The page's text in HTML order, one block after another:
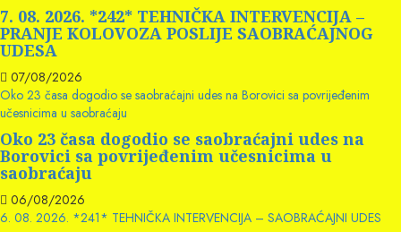
7. 08. 2026. *242* TEHNIČKA INTERVENCIJA –
PRANJE KOLOVOZA POSLIJE SAOBRAĆAJNOG
UDESA
07/08/2026
Oko 23 časa dogodio se saobraćajni udes na Borovici sa povrijeđenim
učesnicima u saobraćaju
Oko 23 časa dogodio se saobraćajni udes na
Borovici sa povrijeđenim učesnicima u
saobraćaju
06/08/2026
6. 08. 2026. *241* TEHNIČKA INTERVENCIJA – SAOBRAĆAJNI UDES